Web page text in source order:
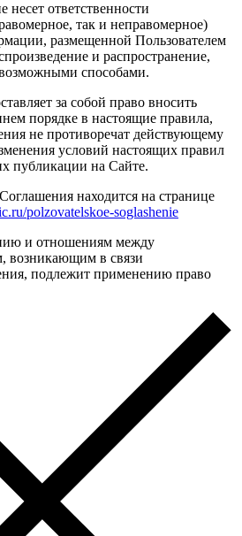
ответственности
так и неправомерное)
размещенной Пользователем
и распространение,
способами.
за собой право вносить
порядке в настоящие правила,
не противоречат действующему
условий настоящих правил
публикации на Сайте.
находится на странице
polzovatelskoe-soglashenie
и отношениям между
возникающим в связи
подлежит применению право